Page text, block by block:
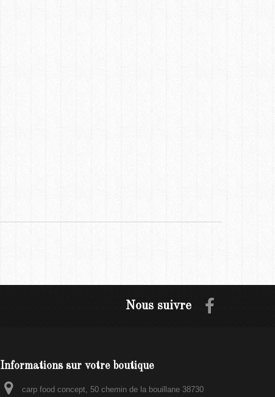
Nous suivre
Informations sur votre boutique
carp food concept, 50 chemin de la bouillane 38730